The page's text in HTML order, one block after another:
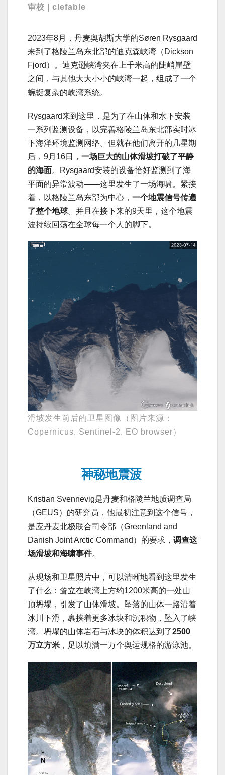
审校 | clefable
2023年8月，丹麦奥胡斯大学的Søren Rysgaard
来到了格陵兰岛东北部的迪克森峡湾（Dickson
Fjord）。迪克逊峡湾夹在上千米高的陡峭崖壁
之间，与其他大大小小的峡湾一起，组成了一个
蜿蜒复杂的峡湾系统。
Rysgaard来到这里，是为了在山体和水下安装
一系列监测设备，以完善格陵兰岛东北部实时冰
下海洋环境监测网络。但就在他们离开的几星期
后，9月16日， 一场巨大的山体滑坡打破了平静
的海面。Rysgaard安装的设备恰好监测到了海
平面的异常波动——这里发生了一场海啸。紧接
着，以格陵兰岛东部为中心， 一个地震信号传遍
了整个地球。并且在接下来的9天里，这个地震
波持续回荡在全球每一个人的脚下。
滑坡发生前后的卫星图像（图片来源：
Copernicus, Sentinel-2, EO browser）
神秘地震波
Kristian Svennevig是丹麦和格陵兰地质调查局
（GEUS）的研究员，他最初注意到这个信号，
是应丹麦北极联合司令部（Greenland and
Danish Joint Arctic Command）的要求， 调查这
场滑坡和海啸事件。
从现场和卫星照片中，可以清晰地看到这里发生
了什么：耸立在峡湾上方约1200米高的一处山
顶坍塌，引发了山体滑坡。坠落的山体一路沿着
冰川下滑，裹挟着更多冰块和沉积物，坠入了峡
湾。坍塌的山体岩石与冰块的体积达到了2500
万立方米 ，足以填满一万个奥运规格的游泳池。